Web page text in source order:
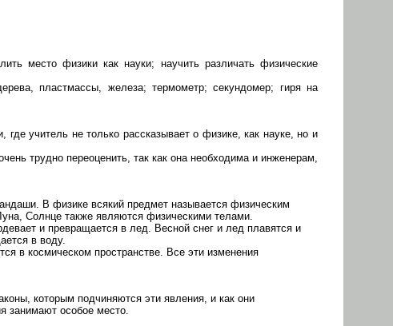
место физики как науки; научить различать физические
пластмассы, железа; термометр; секундомер; гиря на
учитель не только рассказывает о физике, как науке, но и
трудно переоценить, так как она необходима и инженерам,
В физике всякий предмет называется физическим
Солнце также являются физическими телами.
и превращается в лед. Весной снег и лед плавятся и
в воду.
в космическом пространстве. Все эти изменения
которым подчиняются эти явления, и как они
занимают особое место.